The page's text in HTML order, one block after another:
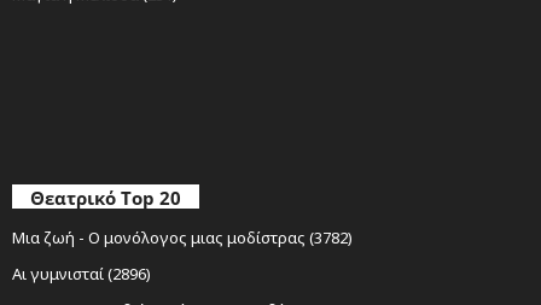
Θεατρικό Top 20
Μια ζωή - Ο μονόλογος μιας μοδίστρας (3782)
Αι γυμνισταί (2896)